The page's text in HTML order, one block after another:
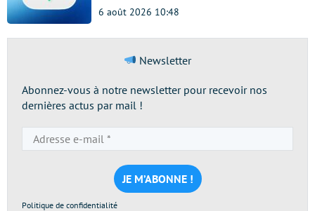
6 août 2026 10:48
Newsletter
Abonnez-vous à notre newsletter pour recevoir nos
dernières actus par mail !
e-
mail
*
Politique de confidentialité